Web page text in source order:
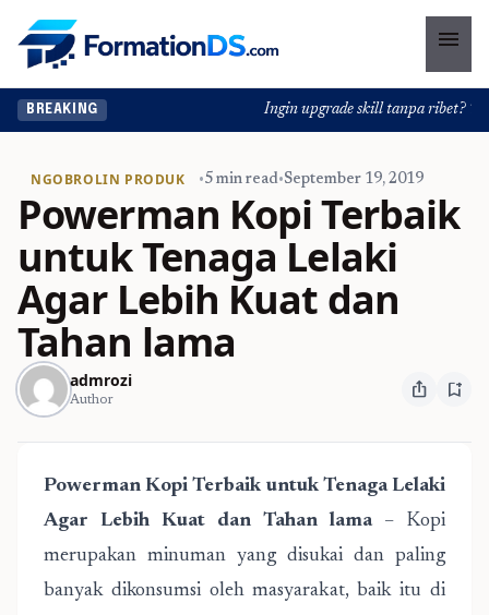
menu
BREAKING Ingin upgrade skill tanpa ribet?
NGOBROLIN PRODUK •5 min read•September 19, 2019
Powerman Kopi Terbaik
untuk Tenaga Lelaki
Agar Lebih Kuat dan
Tahan lama
admrozi
Author ios_share bookmark_add
Powerman Kopi Terbaik untuk Tenaga Lelaki
Agar Lebih Kuat dan Tahan lama– Kopi
merupakan minuman yang disukai dan paling
banyak dikonsumsi oleh masyarakat, baik itu di